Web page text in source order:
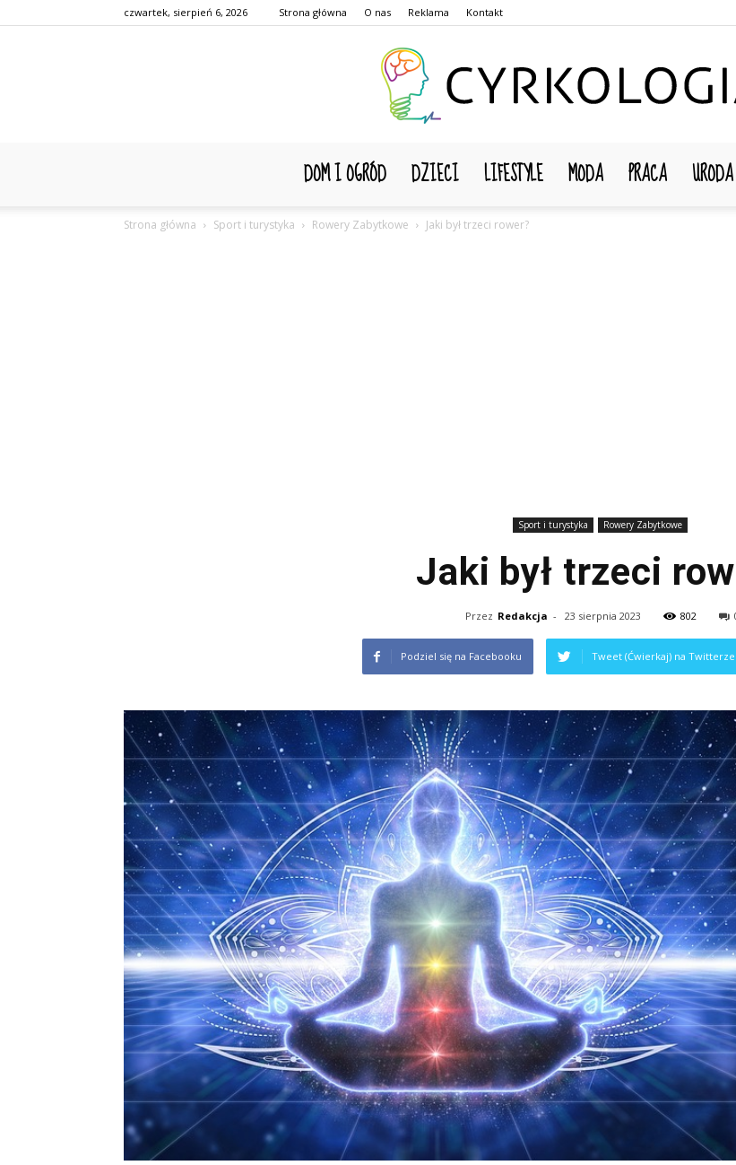
czwartek, sierpień 6, 2026 Strona główna O nas Reklama Kontakt
Cyrkologia.pl
DOM I OGRÓD DZIECI LIFESTYLE MODA PRACA URODA
Strona główna Sport i turystyka Rowery Zabytkowe Jaki był trzeci rower?
Sport i turystyka Rowery Zabytkowe
Jaki był trzeci
Przez Redakcja - 23 sierpnia 2023 802
Podziel się na Facebooku Tweet (Ćwierkaj) na Twitterze